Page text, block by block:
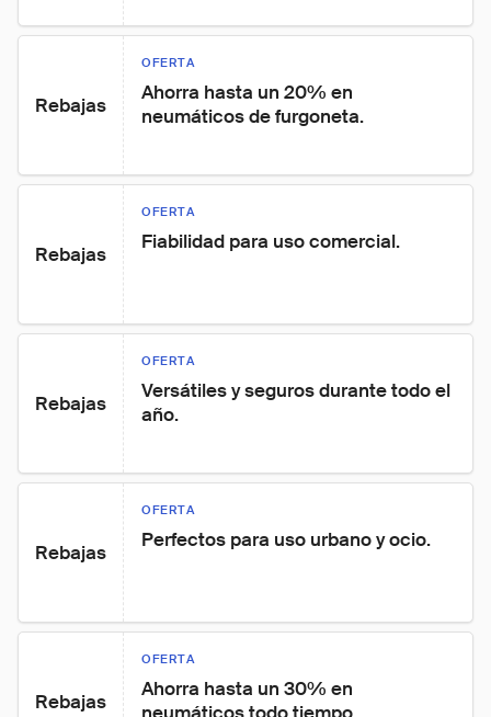
Rebajas
OFERTA
Ahorra hasta un 20% en
neumáticos de furgoneta.
Rebajas
OFERTA
Fiabilidad para uso comercial.
Rebajas
OFERTA
Versátiles y seguros durante todo el
año.
Rebajas
OFERTA
Perfectos para uso urbano y ocio.
Rebajas
OFERTA
Ahorra hasta un 30% en